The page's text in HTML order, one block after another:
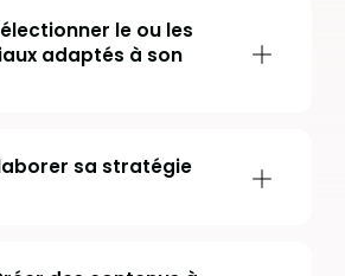
le ou les
adaptés à son
sa stratégie